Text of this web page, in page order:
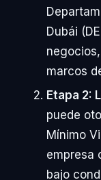
Dubái
marcos
Etapa 2:
puede
Mínimo
empresa
bajo